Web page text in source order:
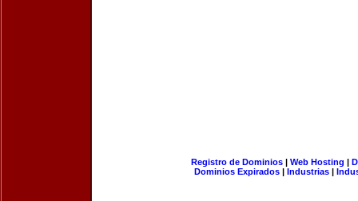
Registro de Dominios| Web Hosting |
Dominios Expirados | Industrias |